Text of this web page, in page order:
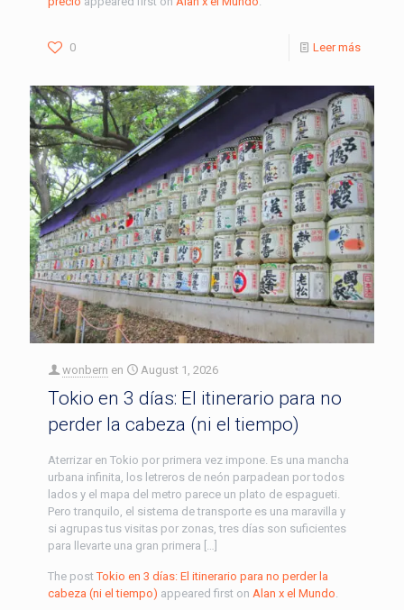
0 Leer más
wonbern en August 1, 2026
Tokio en 3 días: El itinerario para no
perder la cabeza (ni el tiempo)
Aterrizar en Tokio por primera vez impone. Es una mancha
urbana infinita, los letreros de neón parpadean por todos
lados y el mapa del metro parece un plato de espagueti.
Pero tranquilo, el sistema de transporte es una maravilla y
si agrupas tus visitas por zonas, tres días son suficientes
para llevarte una gran primera […]
The postTokio en 3 días: El itinerario para no perder la
cabeza (ni el tiempo) appeared first on Alan x el Mundo.